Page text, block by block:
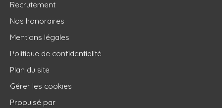
Recrutement
Nos honoraires
Mentions légales
Politique de confidentialité
Plan du site
Gérer les cookies
Propulsé par